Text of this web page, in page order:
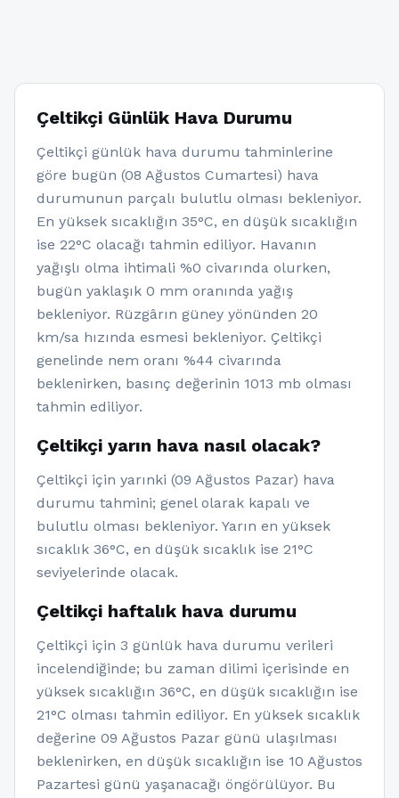
Çeltikçi Günlük Hava Durumu
Çeltikçi günlük hava durumu tahminlerine
göre bugün (08 Ağustos Cumartesi) hava
durumunun parçalı bulutlu olması bekleniyor.
En yüksek sıcaklığın 35°C, en düşük sıcaklığın
ise 22°C olacağı tahmin ediliyor. Havanın
yağışlı olma ihtimali %0 civarında olurken,
bugün yaklaşık 0 mm oranında yağış
bekleniyor. Rüzgârın güney yönünden 20
km/sa hızında esmesi bekleniyor. Çeltikçi
genelinde nem oranı %44 civarında
beklenirken, basınç değerinin 1013 mb olması
tahmin ediliyor.
Çeltikçi yarın hava nasıl olacak?
Çeltikçi için yarınki (09 Ağustos Pazar) hava
durumu tahmini; genel olarak kapalı ve
bulutlu olması bekleniyor. Yarın en yüksek
sıcaklık 36°C, en düşük sıcaklık ise 21°C
seviyelerinde olacak.
Çeltikçi haftalık hava durumu
Çeltikçi için 3 günlük hava durumu verileri
incelendiğinde; bu zaman dilimi içerisinde en
yüksek sıcaklığın 36°C, en düşük sıcaklığın ise
21°C olması tahmin ediliyor. En yüksek sıcaklık
değerine 09 Ağustos Pazar günü ulaşılması
beklenirken, en düşük sıcaklığın ise 10 Ağustos
Pazartesi günü yaşanacağı öngörülüyor. Bu